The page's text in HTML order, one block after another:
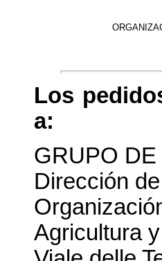
Los
a:
GRUPO
Dirección
Agricultura